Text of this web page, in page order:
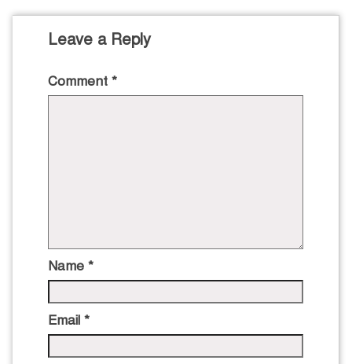
Leave a Reply
Comment *
Name *
Email *